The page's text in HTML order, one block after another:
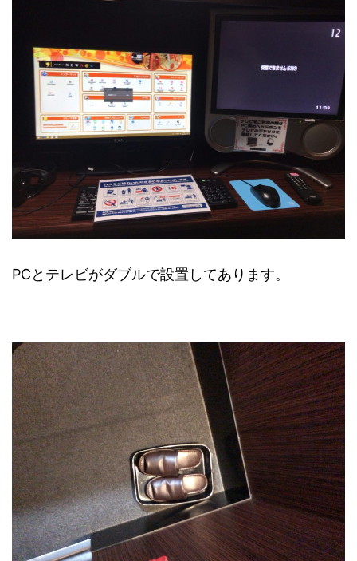
PCとテレビがダブルで設置してあります。